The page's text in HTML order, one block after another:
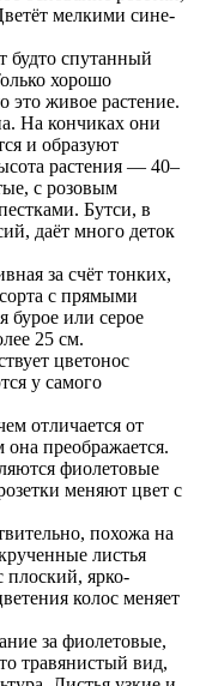
мелкими сине-
будто спутанный
хорошо
это живое растение.
На кончиках они
и образуют
растения — 40–
с розовым
Бутси, в
даёт много деток
за счёт тонких,
с прямыми
бурое или серое
25 см.
цветонос
у самого
отличается от
преображается.
фиолетовые
меняют цвет с
похожа на
листья
ярко-
колос меняет
за фиолетовые,
травянистый вид,